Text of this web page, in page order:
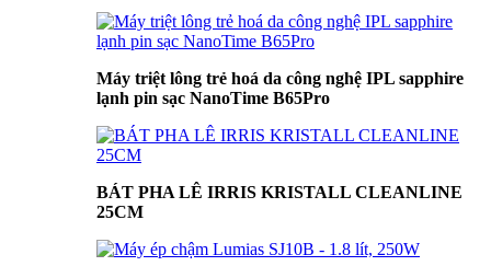
Máy triệt lông trẻ hoá da công nghệ IPL sapphire
lạnh pin sạc NanoTime B65Pro
BÁT PHA LÊ IRRIS KRISTALL CLEANLINE
25CM